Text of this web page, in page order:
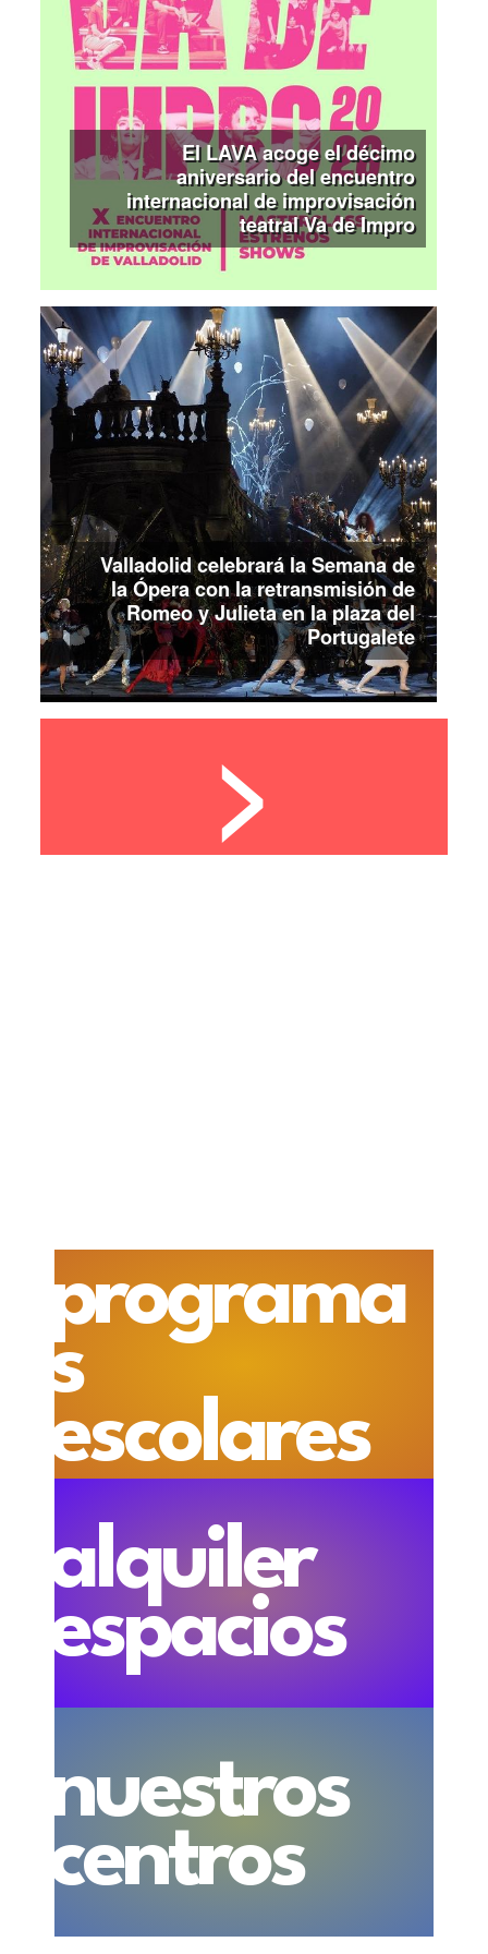
El LAVA acoge el décimo
aniversario del encuentro
internacional de improvisación
teatral Va de Impro
Valladolid celebrará la Semana de
la Ópera con la retransmisión de
Romeo y Julieta en la plaza del
Portugalete
>
programa
s
escolares
alquiler
espacios
nuestros
centros